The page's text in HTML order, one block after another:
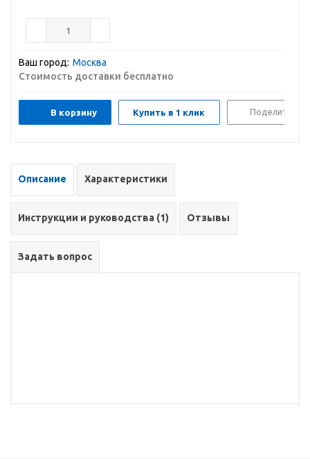
Ваш город: Москва
Стоимость доставки бесплатно
В корзину Купить в 1 клик Поделиться
Описание Характеристики
Инструкции и руководства (1) Отзывы
Задать вопрос